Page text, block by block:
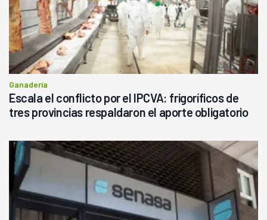
Ganadería
Escala el conflicto por el IPCVA: frigoríficos de
tres provincias respaldaron el aporte obligatorio